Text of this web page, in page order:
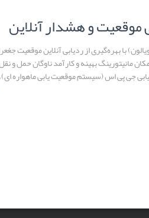
موقعیت و هشدار آنلاین
با بهره‌گیری از ردیابی آنلاین موقعیت
مانیتورینگ بهینه و کارآمد ناوگان حمل و
جی پی اس (سیستم موقعیت یابی ماهواره